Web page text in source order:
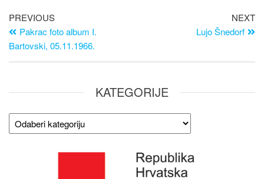
PREVIOUS
Pakrac foto album I.
Bartovski, 05.11.1966.
NEXT
Lujo Šnedorf
KATEGORIJE